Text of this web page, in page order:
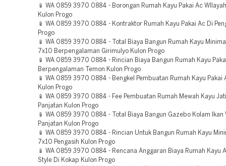
📱 WA 0859 3970 0884 - Borongan Rumah Kayu Pakai Ac
Kulon Progo
📱 WA 0859 3970 0884 - Kontraktor Rumah Kayu Pakai Ac Di
Progo
📱 WA 0859 3970 0884 - Total Biaya Bangun Rumah Kayu
7x10 Berpengalaman Girimulyo Kulon Progo
📱 WA 0859 3970 0884 - Rincian Biaya Bangun Rumah Kayu
Berpengalaman Temon Kulon Progo
📱 WA 0859 3970 0884 - Bengkel Pembuatan Rumah Kayu Pakai
Kulon Progo
📱 WA 0859 3970 0884 - Fee Pembuatan Rumah Mewah Kayu
Panjatan Kulon Progo
📱 WA 0859 3970 0884 - Total Biaya Bangun Gazebo Kolam Ikan
Panjatan Kulon Progo
📱 WA 0859 3970 0884 - Rincian Untuk Bangun Rumah Kayu
7x10 Pengasih Kulon Progo
📱 WA 0859 3970 0884 - Rencana Anggaran Biaya Rumah Kayu
Style Di Kokap Kulon Progo